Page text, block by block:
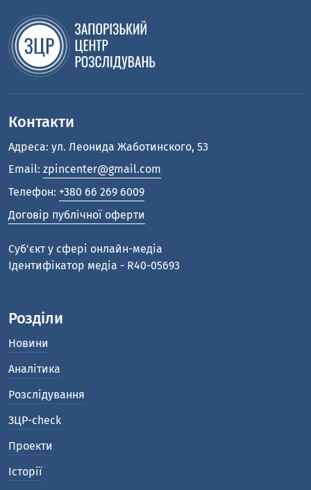
Контакти
Адреса: ул. Леонида Жаботинского, 53
Email: zpincenter@gmail.com
Телефон: +380 66 269 6009
Договір публічної оферти
Cуб'єкт у сфері онлайн-медіа
Ідентифікатор медіа - R40-05693
Розділи
Новини
Аналітика
Розслідування
ЗЦР-check
Проекти
Історії